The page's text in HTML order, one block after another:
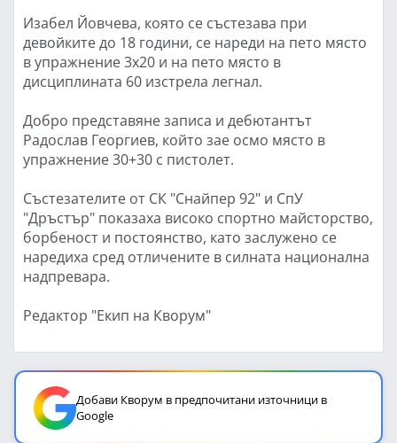
Изабел Йовчева, която се състезава при
девойките до 18 години, се нареди на пето място
в упражнение 3х20 и на пето място в
дисциплината 60 изстрела легнал.
Добро представяне записа и дебютантът
Радослав Георгиев, който зае осмо място в
упражнение 30+30 с пистолет.
Състезателите от СК "Снайпер 92" и СпУ
"Дръстър" показаха високо спортно майсторство,
борбеност и постоянство, като заслужено се
наредиха сред отличените в силната национална
надпревара.
Редактор "Екип на Кворум"
Добави Кворум в предпочитани източници в
Google